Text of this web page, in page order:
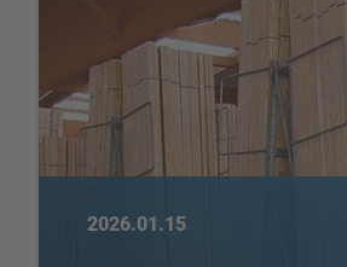
2026.01.15